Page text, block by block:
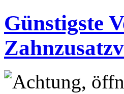
Günstigste